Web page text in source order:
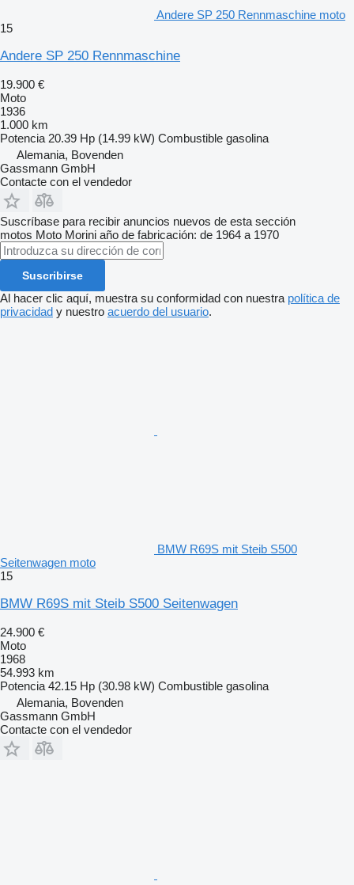
Andere SP 250 Rennmaschine moto
15
Andere SP 250 Rennmaschine
19.900 €
Moto
1936
1.000 km
Potencia 20.39 Hp (14.99 kW) Combustible gasolina
Alemania, Bovenden
Gassmann GmbH
Contacte con el vendedor
Suscríbase para recibir anuncios nuevos de esta sección
motos Moto Morini año de fabricación: de 1964 a 1970
Suscribirse
Al hacer clic aquí, muestra su conformidad con nuestra política de
privacidad y nuestro acuerdo del usuario.
BMW R69S mit Steib S500
Seitenwagen moto
15
BMW R69S mit Steib S500 Seitenwagen
24.900 €
Moto
1968
54.993 km
Potencia 42.15 Hp (30.98 kW) Combustible gasolina
Alemania, Bovenden
Gassmann GmbH
Contacte con el vendedor